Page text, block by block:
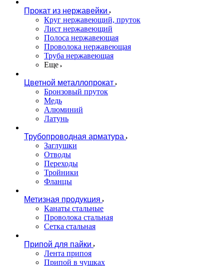
Прокат из нержавейки
Круг нержавеющий, пруток
Лист нержавеющий
Полоса нержавеющая
Проволока нержавеющая
Труба нержавеющая
Еще
Цветной металлопрокат
Бронзовый пруток
Медь
Алюминий
Латунь
Трубопроводная арматура
Заглушки
Отводы
Переходы
Тройники
Фланцы
Метизная продукция
Канаты стальные
Проволока стальная
Сетка стальная
Припой для пайки
Лента припоя
Припой в чушках